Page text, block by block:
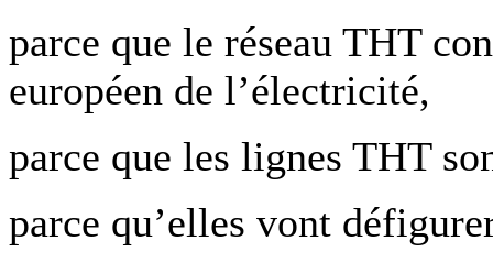
parce que le réseau THT
européen de l’électricité,
parce que les lignes THT
parce qu’elles vont